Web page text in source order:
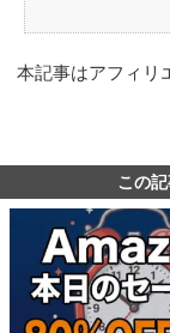
本記事はアフィリ
この